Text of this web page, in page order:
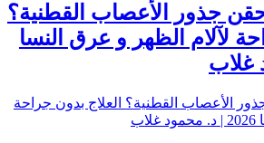
جذور الأعصاب القطنية؟
لآلام الظهر و عرق النسا